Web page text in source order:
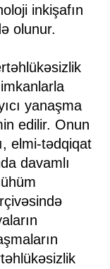
inkişafın
olunur.
yanaşma
edilir. Onun
elmi-tədqiqat
davamlı